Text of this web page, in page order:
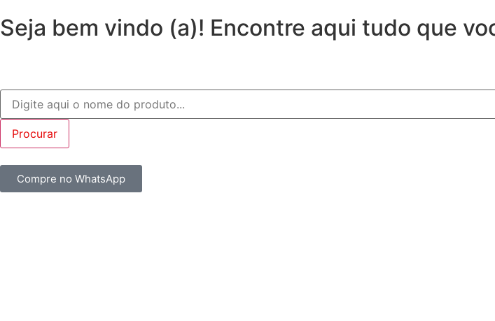
Seja bem vindo (a)! Encontre aqui tudo que
Compre no WhatsApp